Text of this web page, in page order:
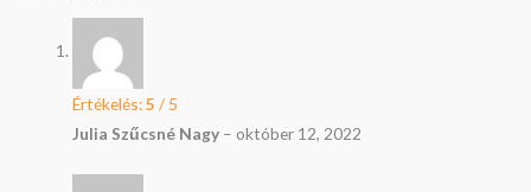
Értékelés:5 / 5
Julia Szűcsné Nagy – október 12, 2022